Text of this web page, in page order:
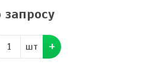
запросу
шт